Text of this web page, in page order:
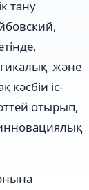
тану
жəне
іс-
отырып,